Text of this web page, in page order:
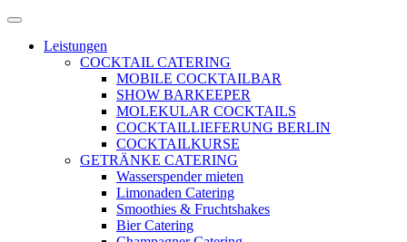
Zum
springen
Menü
öffnenLeistungen
COCKTAIL CATERING
MOBILE COCKTAILBAR
SHOW BARKEEPER
MOLEKULAR COCKTAILS
COCKTAILLIEFERUNG BERLIN
COCKTAILKURSE
GETRÄNKE CATERING
Wasserspender mieten
Limonaden Catering
Smoothies & Fruchtshakes
Bier Catering